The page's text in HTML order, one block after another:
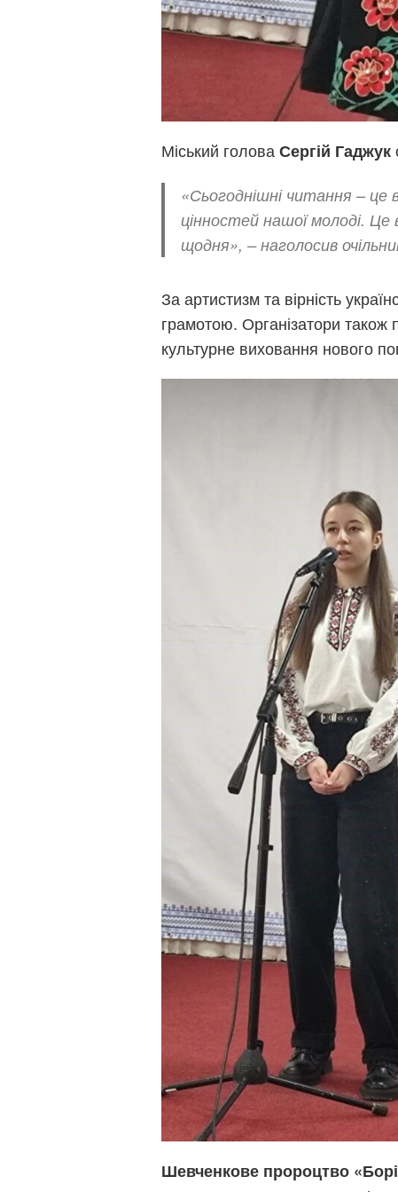
Міський головаСергій Гаджук
«Сьогоднішні читання – це
цінностей нашої молоді.
щодня», – наголосив
За артистизм та вірність
грамотою. Організатори також
культурне виховання нового
Шевченкове пророцтво